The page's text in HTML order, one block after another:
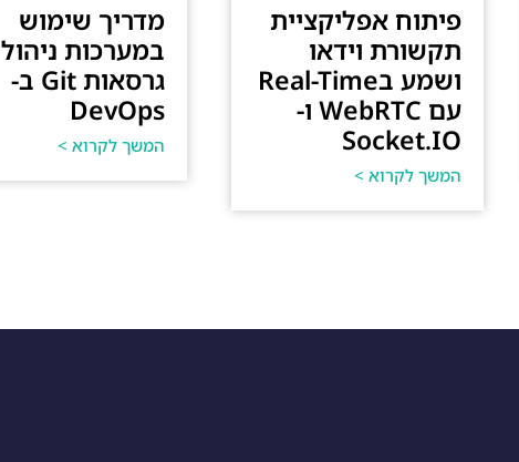
פיתוח אפליקציית
תקשורת וידאו
ושמע בReal-Time
עם WebRTC ו-
Socket.IO
המשך לקרוא >
מדריך שימוש
במערכות ניהול
גרסאות Git ב-
DevOps
המשך לקרוא >